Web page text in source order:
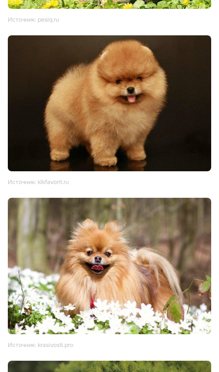
Источник: pesiq.ru
Источник: klkfavorit.ru
Источник: krasivosti.pro